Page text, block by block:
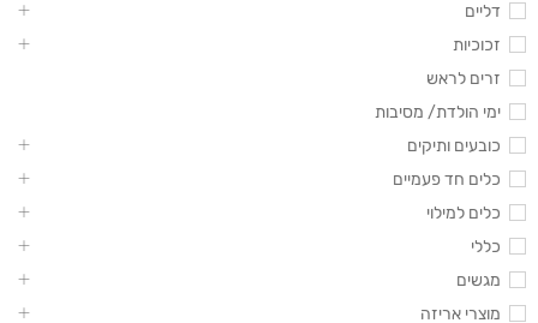
דליים
זכוכיות
זרים לראש
ימי הולדת/ מסיבות
כובעים ותיקים
כלים חד פעמיים
כלים למילוי
כללי
מגשים
מוצרי אריזה